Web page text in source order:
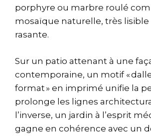
porphyre ou marbre roulé
mosaïque naturelle, très lisible
rasante.
Sur un patio attenant à une
contemporaine, un motif «
format » en imprimé unifie la
prolonge les lignes
l’inverse, un jardin à l’esprit
gagne en cohérence avec un